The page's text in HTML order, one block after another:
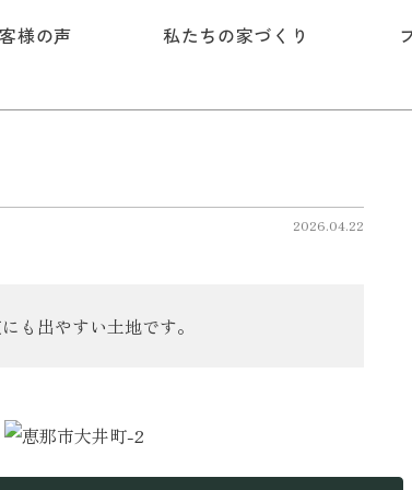
様の声 私たちの家づくり
2026.04.22
も出やすい土地です。